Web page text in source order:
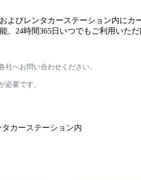
よびレンタカーステーション内に
、24時間365日いつでもご利用いただ
へお問い合わせください。
必要です。
カーステーション内